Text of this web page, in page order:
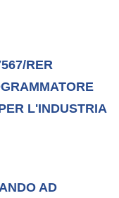
RER
L'INDUSTRIA
AD